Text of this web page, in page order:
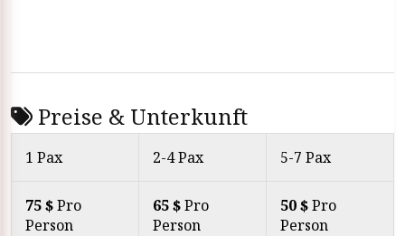
Preise & Unterkunft
1 Pax 2-4 Pax 5-7 Pax
75 $Pro
Person
65 $Pro
Person
50 $Pro
Person